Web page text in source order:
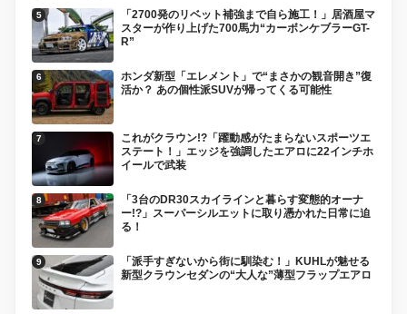
「2700発のリベット補強まで自ら施工！」居酒屋マ
スターが作り上げた700馬力“カーボンケブラーGT-
R”
ホンダ新型「エレメント」で“まさかの観音開き”復
活か？ あの個性派SUVが帰ってくる可能性
これがクラウン!?「躍動感がたまらないスポーツエ
ステート！」エッジを強調したエアロに22インチホ
イールで武装
「3台のDR30スカイラインと暮らす変態的オーナ
ー!?」スーパーシルエットに取り憑かれた日常に迫
る！
「派手すぎないから街に馴染む！」KUHLが魅せる
新型クラウンセダンの“大人な”薄型フラップエアロ